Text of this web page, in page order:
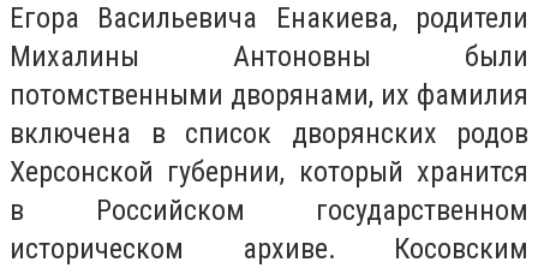
Егора Васильевича Енакиева, родители
Михалины Антоновны были
потомственными дворянами, их фамилия
включена в список дворянских родов
Херсонской губернии, который хранится
в Российском государственном
историческом архиве. Косовским